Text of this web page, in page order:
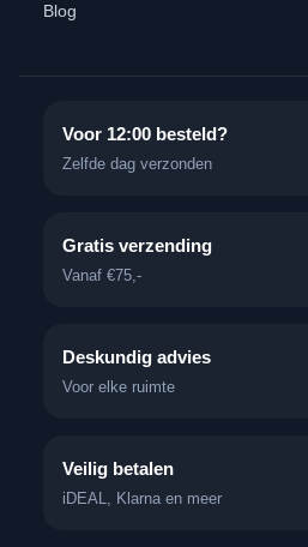
Blog
Voor 12:00 besteld?
Zelfde dag verzonden
Gratis verzending
Vanaf €75,-
Deskundig advies
Voor elke ruimte
Veilig betalen
iDEAL, Klarna en meer